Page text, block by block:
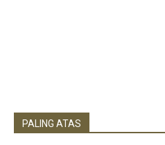
PALING ATAS